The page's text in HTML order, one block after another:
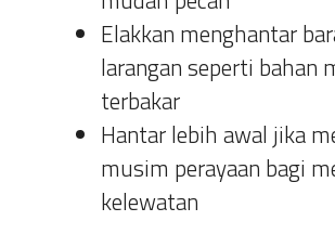
Elakkan menghantar
larangan seperti bahan
terbakar
Hantar lebih awal jika
musim perayaan bagi
kelewatan